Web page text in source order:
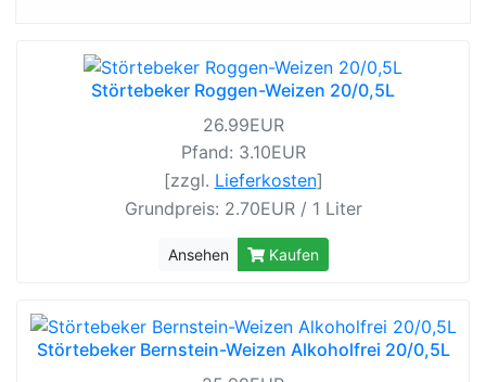
Störtebeker Roggen-Weizen 20/0,5L
26.99EUR
Pfand: 3.10EUR
[zzgl. Lieferkosten]
Grundpreis: 2.70EUR / 1 Liter
Ansehen Kaufen
Störtebeker Bernstein-Weizen Alkoholfrei 20/0,5L